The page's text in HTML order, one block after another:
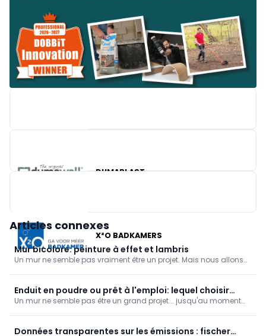
DUMAPLAST
X²O BADKAMERS
Articles connexes
Mur bicolore: peinture à effet et lambris
Un mur ne semble pas vraiment être un projet. Mais nous allons
lambris.
Enduit en poudre ou prêt à l'emploi: lequel choisir
quand?
Un mur ne semble pas être un grand projet... jusqu'au moment
peindre et appliquer un primer. Et dans quels cas faut-il choisir
Données transparentes sur les émissions : fischer